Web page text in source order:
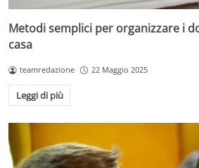
Metodi semplici per organizzare i
casa
teamredazione 22 Maggio 2025
Leggi di più